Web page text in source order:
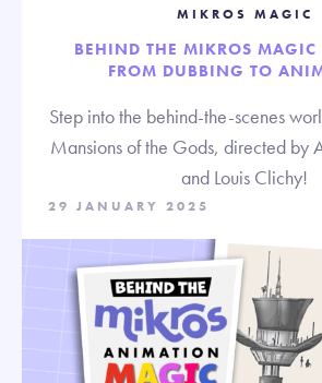
MIKROS MAGIC
BEHIND THE MIKROS MAGIC
FROM DUBBING TO
Step into the behind-the-scenes
Mansions of the Gods, directed by
and Louis Clichy!
29 JANUARY 2025